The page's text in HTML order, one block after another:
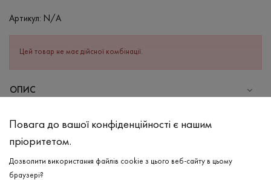
Артикул: N/A
Цей товар не має дійсної комбінації.
ОПИС
Бавовна - 100%
Прання в теплій воді (до 40°С)
Повага до вашої конфіденційності є нашим
пріоритетом.
Дозволити використання файлів cookie з цього веб-сайту в цьому
браузері?